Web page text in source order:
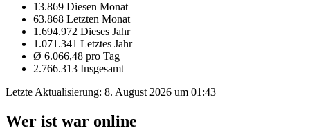
13.869 Diesen Monat
63.868 Letzten Monat
1.694.972 Dieses Jahr
1.071.341 Letztes Jahr
Ø 6.066,48 pro Tag
2.766.313 Insgesamt
Letzte Aktualisierung: 8. August 2026 um 01:43
Wer ist war online